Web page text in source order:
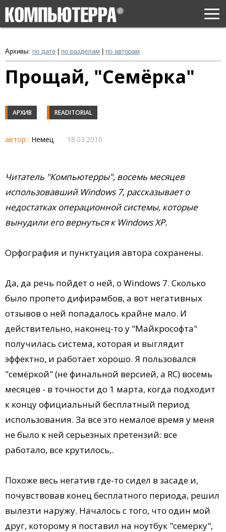
Архивы: по дате по разделам по авторам
Прощай, "Семёрка"
АРХИВ READITORIAL
автор : Немец 18.03.2010
Читатель "Компьютерры", восемь месяцев
использовавший Windows 7, рассказывает о
недостатках операционной системы, которые
вынудили его вернуться к Windows XP.
Орфография и пунктуация автора сохранены.
Да, да речь пойдет о ней, о Windows 7. Сколько
было пропето дифирамбов, а вот негативных
отзывов о ней попадалось крайне мало. И
действительно, наконец-то у "Майкрософта"
получилась система, которая и выглядит
эффектно, и работает хорошо. Я пользовался
"семёркой" (не финальной версией, а RC) восемь
месяцев - в точности до 1 марта, когда подходит
к концу официальный бесплатный период
использования. За все это немалое время у меня
не было к ней серьезных претензий: все
работало, все крутилось,.
Похоже весь негатив где-то сидел в засаде и,
почувствовав конец бесплатного периода, решил
вылезти наружу. Началось с того, что один мой
друг, которому я поставил на ноутбук "семерку",